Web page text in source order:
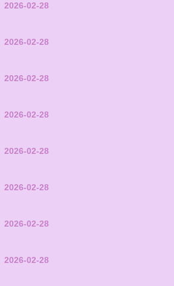
2026-02-28
2026-02-28
2026-02-28
2026-02-28
2026-02-28
2026-02-28
2026-02-28
2026-02-28